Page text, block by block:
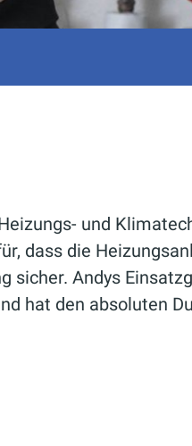
und
dass die
sicher. Andys
hat den absoluten